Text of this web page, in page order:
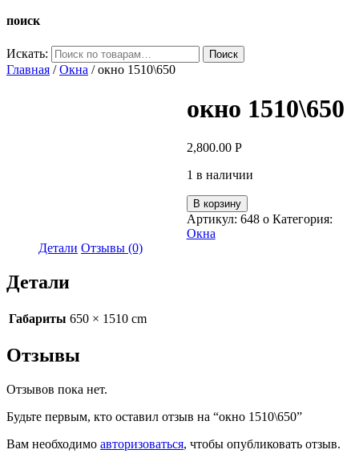
поиск
Искать: Поиск
Главная /Окна / окно 1510\650
окно 1510\650
2,800.00 Р
1 в наличии
В корзину
Артикул: 648 о Категория:
Окна
Детали Отзывы (0)
Детали
Габариты 650 × 1510 cm
Отзывы
Отзывов пока нет.
Будьте первым, кто оставил отзыв на “окно 1510\650”
Вам необходимо авторизоваться, чтобы опубликовать отзыв.